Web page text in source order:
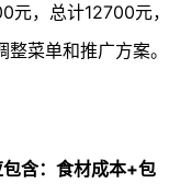
，总计12700元，
菜单和推广方案。
含：食材成本+包